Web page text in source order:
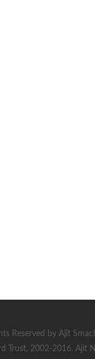
Reserved by Ajit
Trust, 2002-2016. Ajit